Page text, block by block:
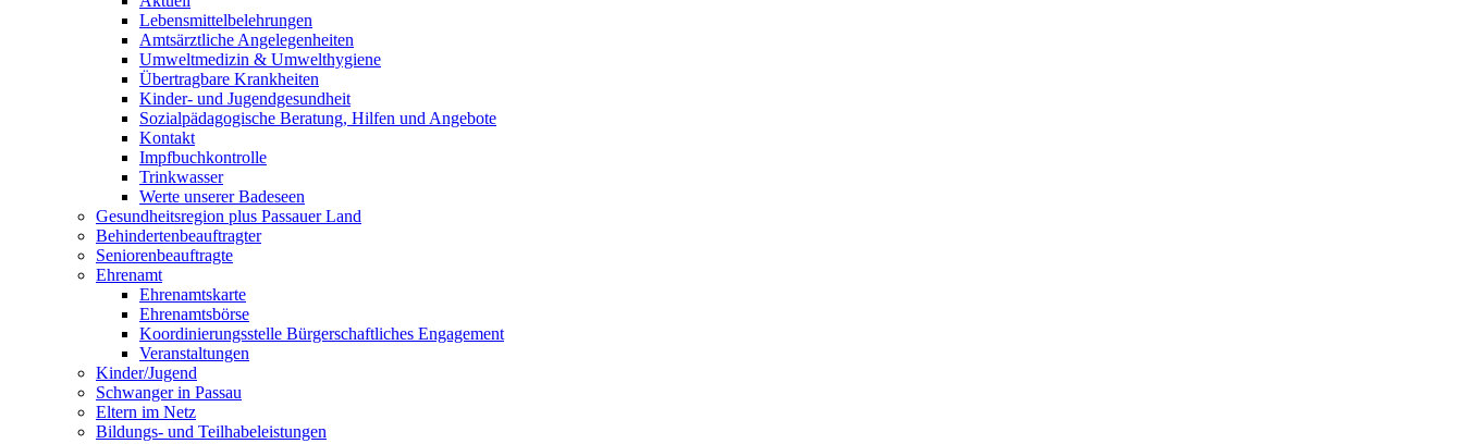
Lebensmittelbelehrungen
Amtsärztliche Angelegenheiten
Umweltmedizin & Umwelthygiene
Übertragbare Krankheiten
Kinder- und Jugendgesundheit
Sozialpädagogische Beratung, Hilfen und Angebote
Kontakt
Impfbuchkontrolle
Trinkwasser
Werte unserer Badeseen
Gesundheitsregion plus Passauer Land
Behindertenbeauftragter
Seniorenbeauftragte
Ehrenamt
Ehrenamtskarte
Ehrenamtsbörse
Koordinierungsstelle Bürgerschaftliches Engagement
Veranstaltungen
Kinder/Jugend
Schwanger in Passau
Eltern im Netz
Bildungs- und Teilhabeleistungen